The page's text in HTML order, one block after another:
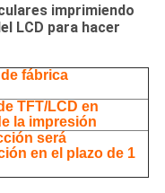
imprimiendo
LCD para hacer
fábrica
TFT/LCD en
la impresión
será
en el plazo de 1